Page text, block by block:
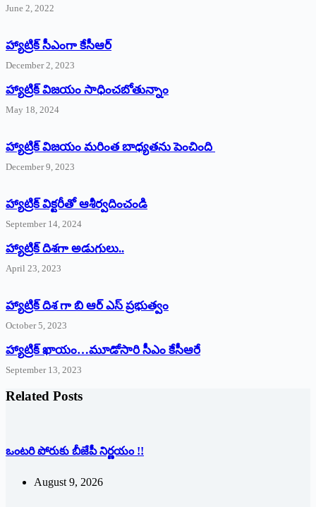
June 2, 2022
హ్యాట్రిక్‌ ‌సీఎంగా కేసీఆర్‌
December 2, 2023
హ్యాట్రిక్‌ విజయం సాధించబోతున్నాం
May 18, 2024
హ్యాట్రిక్ విజయం మరింత బాధ్యతను పెంచింది
December 9, 2023
హ్యాట్రిక్‌ ‌విక్టరీతో ఆశీర్వదించండి
September 14, 2024
‌హ్యాట్రిక్‌ ‌దిశగా అడుగులు..
April 23, 2023
హ్యాట్రిక్ దిశ గా బి ఆర్ ఎస్ ప్రభుత్వం
October 5, 2023
హ్యాట్రిక్‌ ‌ఖాయం…మూడోసారి సీఎం కేసీఆరే
September 13, 2023
Related Posts
ఒంటరి పోరుకు బీజేపీ నిర్ణయం !!
August 9, 2026